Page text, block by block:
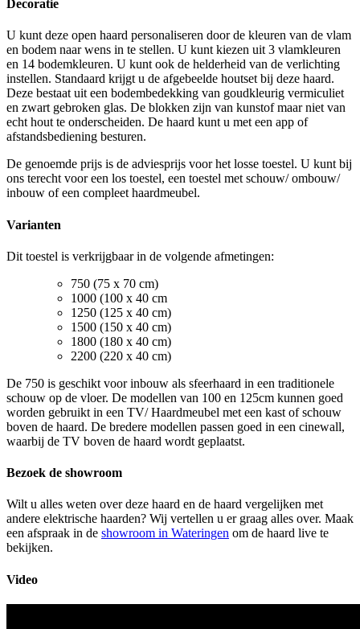
Decoratie
U kunt deze open haard personaliseren door de kleuren van de vlam
en bodem naar wens in te stellen. U kunt kiezen uit 3 vlamkleuren
en 14 bodemkleuren. U kunt ook de helderheid van de verlichting
instellen. Standaard krijgt u de afgebeelde houtset bij deze haard.
Deze bestaat uit een bodembedekking van goudkleurig vermiculiet
en zwart gebroken glas. De blokken zijn van kunstof maar niet van
echt hout te onderscheiden. De haard kunt u met een app of
afstandsbediening besturen.
De genoemde prijs is de adviesprijs voor het losse toestel. U kunt bij
ons terecht voor een los toestel, een toestel met schouw/ ombouw/
inbouw of een compleet haardmeubel.
Varianten
Dit toestel is verkrijgbaar in de volgende afmetingen:
750 (75 x 70 cm)
1000 (100 x 40 cm
1250 (125 x 40 cm)
1500 (150 x 40 cm)
1800 (180 x 40 cm)
2200 (220 x 40 cm)
De 750 is geschikt voor inbouw als sfeerhaard in een traditionele
schouw op de vloer. De modellen van 100 en 125cm kunnen goed
worden gebruikt in een TV/ Haardmeubel met een kast of schouw
boven de haard. De bredere modellen passen goed in een cinewall,
waarbij de TV boven de haard wordt geplaatst.
Bezoek de showroom
Wilt u alles weten over deze haard en de haard vergelijken met
andere elektrische haarden? Wij vertellen u er graag alles over. Maak
een afspraak in de showroom in Wateringen om de haard live te
bekijken.
Video